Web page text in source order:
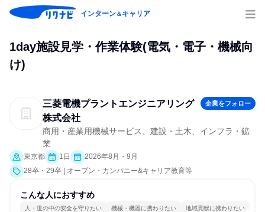
インターン＆キャリア
1day施設見学・作業体験(電気・電子・機械向
け)
三菱電機プラントエンジニアリング
株式会社
企業をフォロー
商用・産業用機械サービス、建設・土木、インフラ・鉱
業
東京都 1日
2026年8月・9月
28卒・29卒 | オープン・カンパニー&キャリア教育等
こんな人におすすめ
人・世の中の安全を守りたい 機械・機器に携わりたい 地域貢献に携わりたい